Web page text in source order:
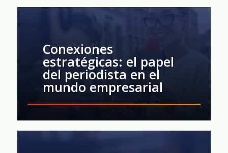
Conexiones
estratégicas: el papel
del periodista en el
mundo empresarial